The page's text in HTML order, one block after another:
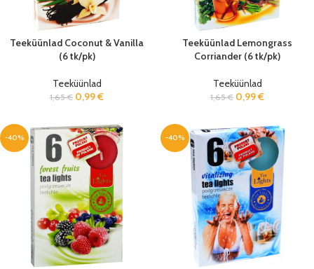
Teeküünlad Coconut & Vanilla
(6 tk/pk)
Teeküünlad
1,65€ 0,99€
Teeküünlad Lemongrass
Corriander (6 tk/pk)
Teeküünlad
1,65€ 0,99€
-40% -40%